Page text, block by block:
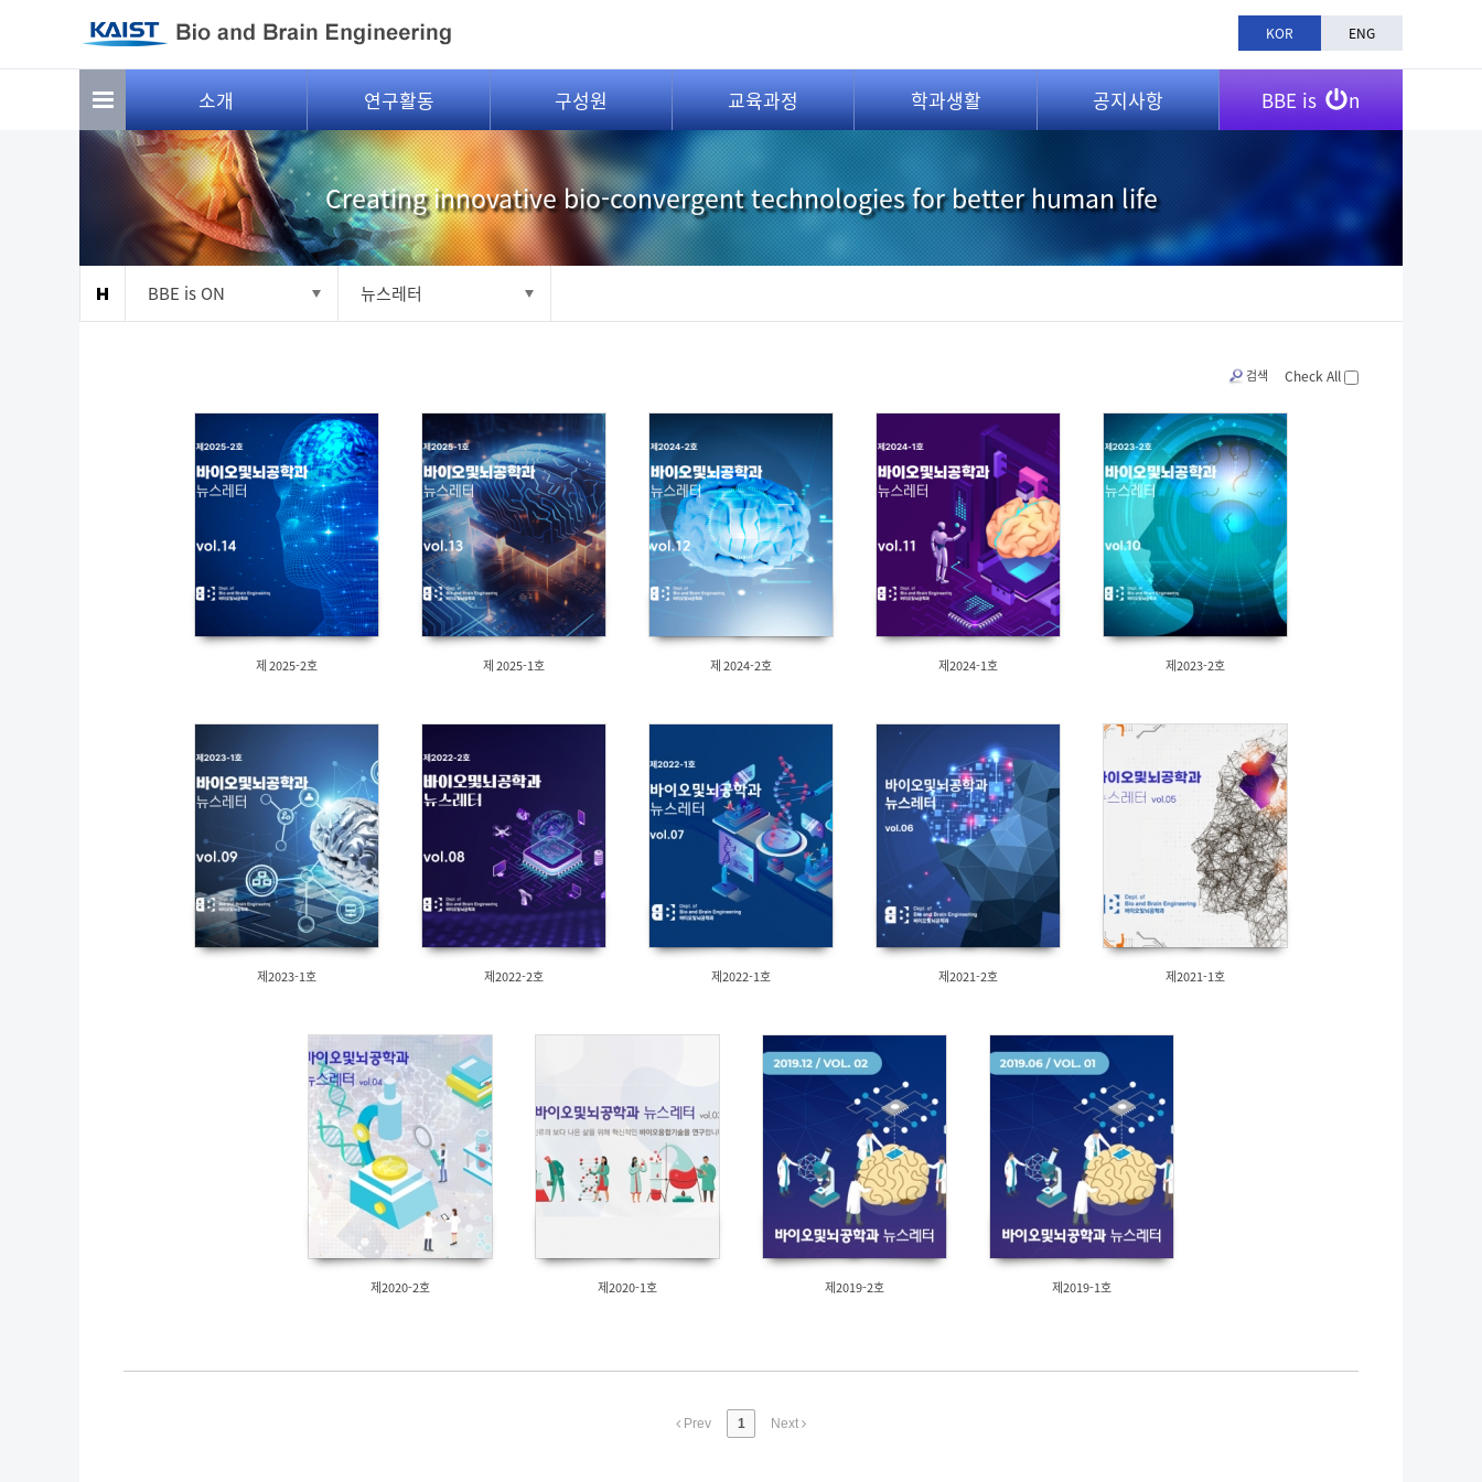
KOR ENG
소개 연구활동 구성원 교육과정 학과생활 공지사항 BBE is n
Creating innovative bio-convergent technologies for better human life
BBE is ON 뉴스레터
검색 Check All
제 2025-2호 제 2025-1호 제 2024-2호 제2024-1호 제2023-2호
제2023-1호 제2022-2호 제2022-1호 제2021-2호 제2021-1호
제2020-2호 제2020-1호 제2019-2호 제2019-1호
Prev 1 Next